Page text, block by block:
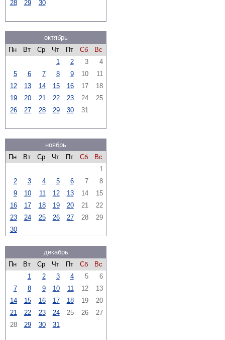
28 29 30
октябрь
Пн
Вт Ср Чт Пт Сб
Вс
1
2 3
4
5
6 7 8 9 10
11
12
13 14 15 16 17
18
19
20 21 22 23 24
25
26
27 28 29 30 31
ноябрь
Пн
Вт Ср Чт Пт Сб
Вс
1
2
3 4 5 6 7
8
9
10 11 12 13 14
15
16
17 18 19 20 21
22
23
24 25 26 27 28
29
30
декабрь
Пн
Вт Ср Чт Пт Сб
Вс
1
2 3 4 5
6
7
8 9 10 11 12
13
14
15 16 17 18 19
20
21
22 23 24 25 26
27
28
29 30 31